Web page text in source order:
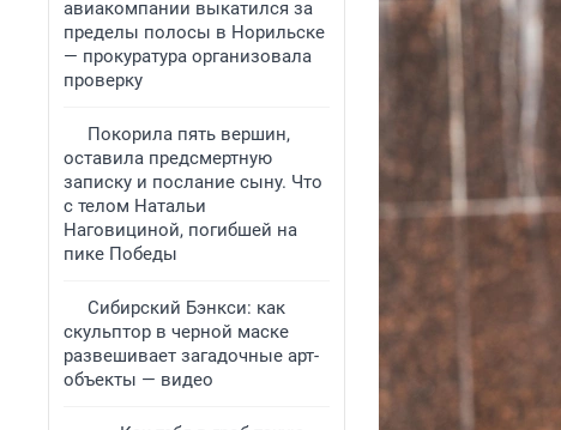
авиакомпании выкатился за
пределы полосы в Норильске
— прокуратура организовала
проверку
Покорила пять вершин,
оставила предсмертную
записку и послание сыну. Что
с телом Натальи
Наговициной, погибшей на
пике Победы
Сибирский Бэнкси: как
скульптор в черной маске
развешивает загадочные арт-
объекты — видео